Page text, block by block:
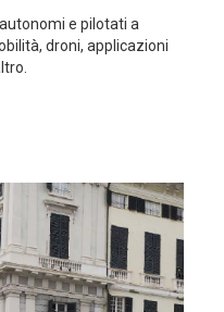
e pilotati a
droni, applicazioni